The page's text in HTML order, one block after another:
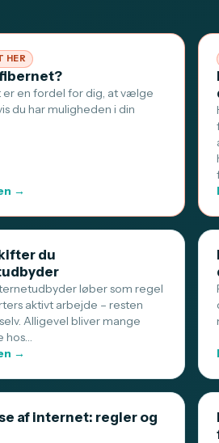
HER
er en fordel for dig, at vælge
du har muligheden i din
→
du
løber som regel
aktivt arbejde – resten
Alligevel bliver mange
→
af internet: regler og